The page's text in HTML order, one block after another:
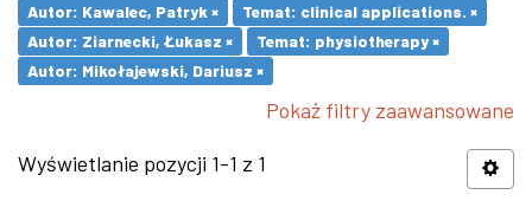
Autor: Kawalec, Patryk ×
Temat: clinical applications. ×
Autor: Ziarnecki, Łukasz ×
Temat: physiotherapy ×
Autor: Mikołajewski, Dariusz ×
Pokaż filtry zaawansowane
Wyświetlanie pozycji 1-1 z 1